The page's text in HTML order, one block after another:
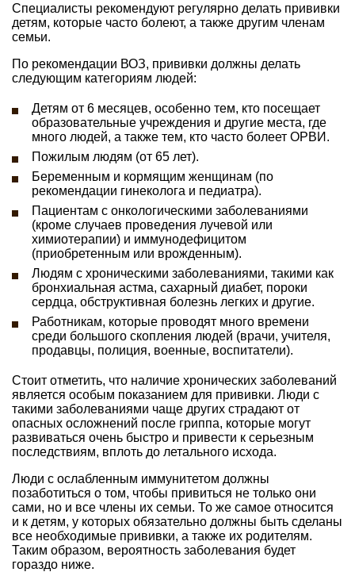
Специалисты рекомендуют регулярно делать прививки
детям, которые часто болеют, а также другим членам
семьи.
По рекомендации ВОЗ, прививки должны делать
следующим категориям людей:
Детям от 6 месяцев, особенно тем, кто посещает
образовательные учреждения и другие места, где
много людей, а также тем, кто часто болеет ОРВИ.
Пожилым людям (от 65 лет).
Беременным и кормящим женщинам (по
рекомендации гинеколога и педиатра).
Пациентам с онкологическими заболеваниями
(кроме случаев проведения лучевой или
химиотерапии) и иммунодефицитом
(приобретенным или врожденным).
Людям с хроническими заболеваниями, такими как
бронхиальная астма, сахарный диабет, пороки
сердца, обструктивная болезнь легких и другие.
Работникам, которые проводят много времени
среди большого скопления людей (врачи, учителя,
продавцы, полиция, военные, воспитатели).
Стоит отметить, что наличие хронических заболеваний
является особым показанием для прививки. Люди с
такими заболеваниями чаще других страдают от
опасных осложнений после гриппа, которые могут
развиваться очень быстро и привести к серьезным
последствиям, вплоть до летального исхода.
Люди с ослабленным иммунитетом должны
позаботиться о том, чтобы привиться не только они
сами, но и все члены их семьи. То же самое относится
и к детям, у которых обязательно должны быть сделаны
все необходимые прививки, а также их родителям.
Таким образом, вероятность заболевания будет
гораздо ниже.